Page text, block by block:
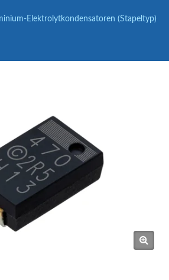
Elektrolytkondensatoren (Stapeltyp)